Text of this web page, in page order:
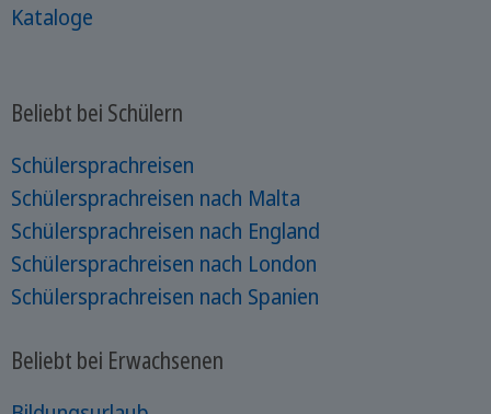
Kataloge
Beliebt bei Schülern
Schülersprachreisen
Schülersprachreisen nach Malta
Schülersprachreisen nach England
Schülersprachreisen nach London
Schülersprachreisen nach Spanien
Beliebt bei Erwachsenen